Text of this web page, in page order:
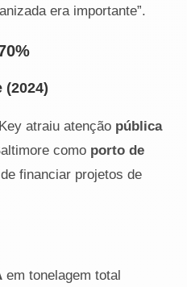
era importante”.
(2024)
atraiu atenção pública
como porto de
financiar projetos de
em tonelagem total